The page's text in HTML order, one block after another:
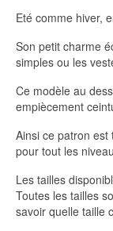
Eté comme hiver,
Son petit charme
simples ou les
Ce modèle au
empiècement
Ainsi ce patron est
pour tout les
Les tailles
Toutes les tailles
savoir quelle taille